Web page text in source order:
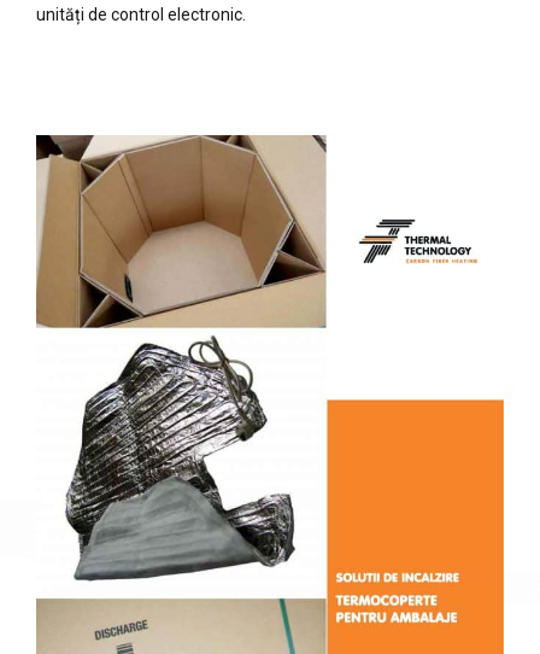
unități de control electronic.